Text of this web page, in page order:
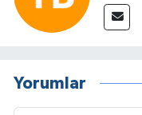
Yorumlar